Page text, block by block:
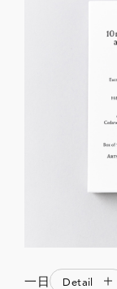
一日 Detail